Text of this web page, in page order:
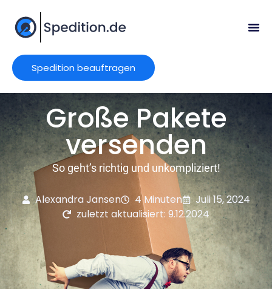
Spedition beauftragen
Große Pakete
versenden
So geht’s richtig und unkompliziert!
Alexandra Jansen 4 Minuten
Juli 15, 2024
zuletzt aktualisiert: 9.12.2024